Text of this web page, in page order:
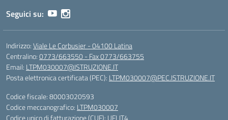
Seguici su:
Indirizzo:Viale Le Corbusier - 04100 Latina
Centralino:0773/663550 - Fax 0773/663755
Email: LTPM030007@ISTRUZIONE.IT
Posta elettronica certificata (PEC): LTPM030007@PEC.ISTRUZIONE.IT
Codice fiscale: 80003020593
Codice meccanografico: LTPM030007
Codice unico di fatturazione (CUF): UFLIT4